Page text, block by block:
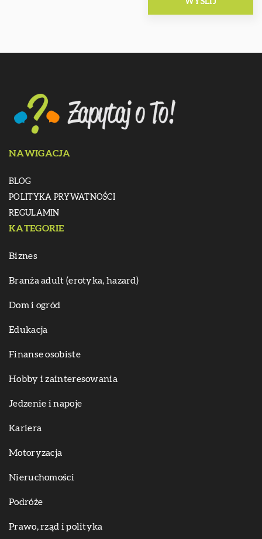
NAWIGACJA
BLOG
POLITYKA PRYWATNOŚCI
REGULAMIN
KATEGORIE
Biznes
Branża adult (erotyka, hazard)
Dom i ogród
Edukacja
Finanse osobiste
Hobby i zainteresowania
Jedzenie i napoje
Kariera
Motoryzacja
Nieruchomości
Podróże
Prawo, rząd i polityka